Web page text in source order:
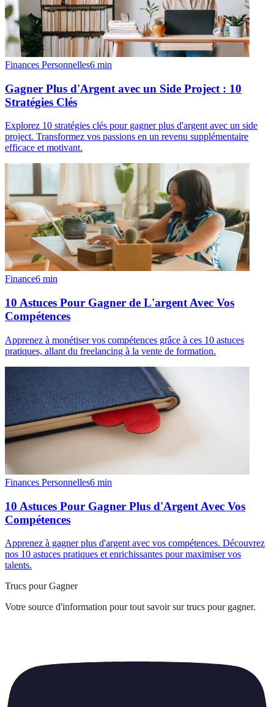
Finances Personnelles6 min
Gagner Plus d'Argent avec un Side Project : 10
Stratégies Clés
Explorez 10 stratégies clés pour gagner plus d'argent avec un side
project. Transformez vos passions en un revenu supplémentaire
efficace et motivant.
Finance6 min
10 Astuces Pour Gagner de L'argent Avec Vos
Compétences
Apprenez à monétiser vos compétences grâce à ces 10 astuces
pratiques, allant du freelancing à la vente de formation.
Finances Personnelles6 min
10 Astuces Pour Gagner Plus d'Argent Avec Vos
Compétences
Apprenez à gagner plus d'argent avec vos compétences. Découvrez
nos 10 astuces pratiques et enrichissantes pour maximiser vos
talents.
Trucs pour Gagner
Votre source d'information pour tout savoir sur trucs pour gagner.